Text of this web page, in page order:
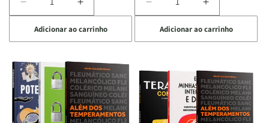
Diminuir
a
quantidade
de
Raizes
da
Alma
|
O
Aumentar
a
quantidade
de
Raizes
da
Alma
|
O
Adicionar ao carrinho
Diminuir
a
quantidade
de
Quarto
de
Guerra
Livro
Aumentar
a
quantidade
de
Quarto
de
Guerra
|
Livro
Adicionar ao carrinho